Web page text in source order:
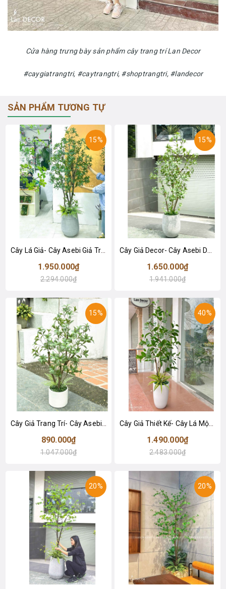
Cửa hàng trưng bày sản phẩm cây trang trí Lan Decor
#caygiatrangtri, #caytrangtri, #shoptrangtri, #landecor
SẢN PHẨM TƯƠNG TỰ
15%
Cây Lá Giả- Cây Asebi Giả Trang Trí Văn Phòng (190cm)- CC1058
1.950.000₫
2.294.000₫
15%
1.650.000₫
1.941.000₫
15%
890.000₫
1.047.000₫
40%
Cây Giả Thiết Kế- Cây Lá Mộc Trang Trí Cảnh Quan (155cm)- CC1046
1.490.000₫
2.483.000₫
20% 20%